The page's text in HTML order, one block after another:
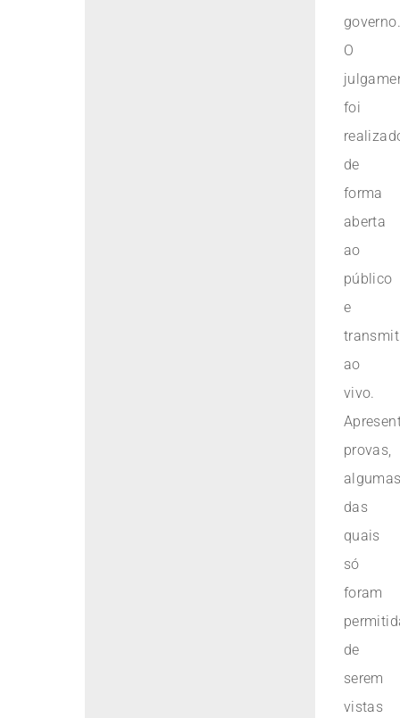
governo.
O
foi
de
forma
aberta
ao
público
e
ao
vivo.
provas,
das
quais
só
foram
de
serem
vistas